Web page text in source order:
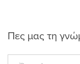
Πες μας τη